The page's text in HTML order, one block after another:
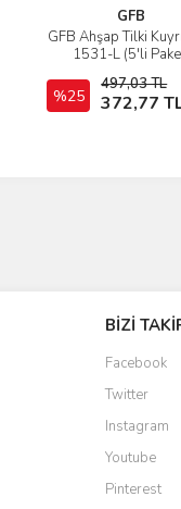
GFB
GFB Ahşap Tilki
1531-L (5'li
%25
497,03 TL
372,77
İncele
Sepete Ekle
BİZİ
Facebook
Twitter
Instagram
Youtube
Pinterest